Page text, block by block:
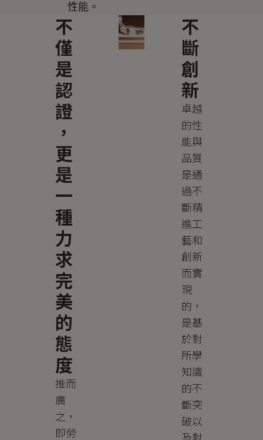
性能。
不
僅
是
認
證
，
更
是
一
種
力
求
完
美
的
態
度
推而
廣
之，
即勞
不
斷
創
新
卓越
的性
能與
品質
是通
過不
斷精
進工
藝和
創新
而實
現
的，
是基
於對
所學
知識
的不
斷突
破以